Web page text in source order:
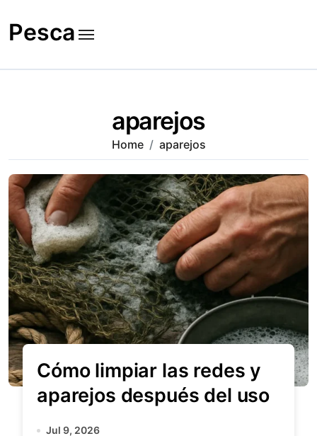
to
content
Pesca
aparejos
Home aparejos
Cómo limpiar las redes y
aparejos después del uso
Jul 9, 2026